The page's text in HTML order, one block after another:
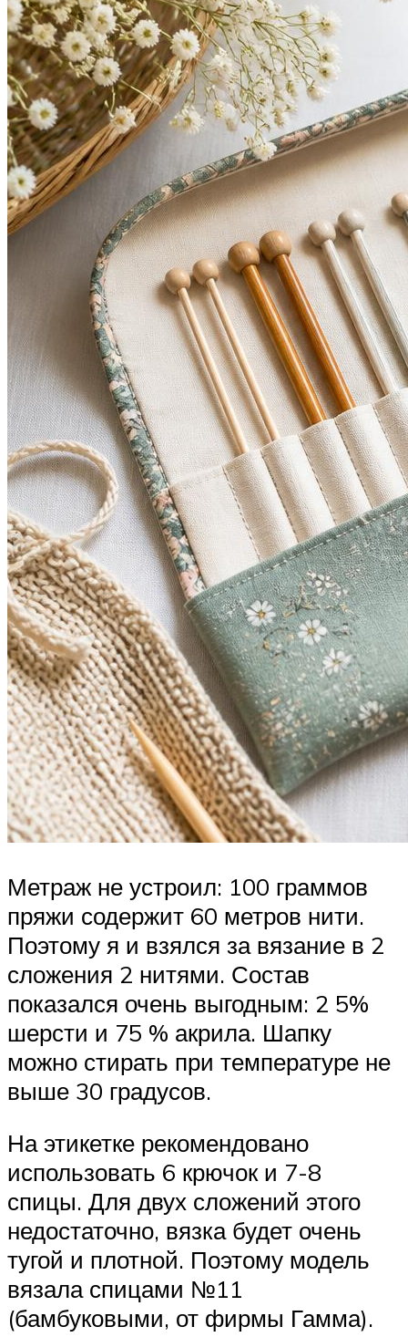
Метраж не устроил: 100 граммов
пряжи содержит 60 метров нити.
Поэтому я и взялся за вязание в 2
сложения 2 нитями. Состав
показался очень выгодным: 2 5%
шерсти и 75 % акрила. Шапку
можно стирать при температуре не
выше 30 градусов.
На этикетке рекомендовано
использовать 6 крючок и 7-8
спицы. Для двух сложений этого
недостаточно, вязка будет очень
тугой и плотной. Поэтому модель
вязала спицами №11
(бамбуковыми, от фирмы Гамма).